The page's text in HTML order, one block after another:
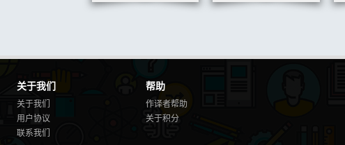
关于我们
关于我们
用户协议
联系我们
帮助
作译者帮助
关于积分